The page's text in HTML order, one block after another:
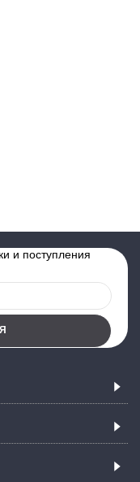
и поступления